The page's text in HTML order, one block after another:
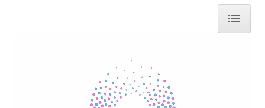
診療のご案内